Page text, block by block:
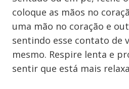
coloque as mãos no
uma mão no coração e
sentindo esse contato de
mesmo. Respire lenta e
sentir que está mais